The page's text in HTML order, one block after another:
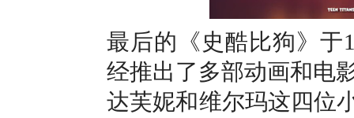
最后的《史酷比狗》于
经推出了多部动画和电
达芙妮和维尔玛这四位